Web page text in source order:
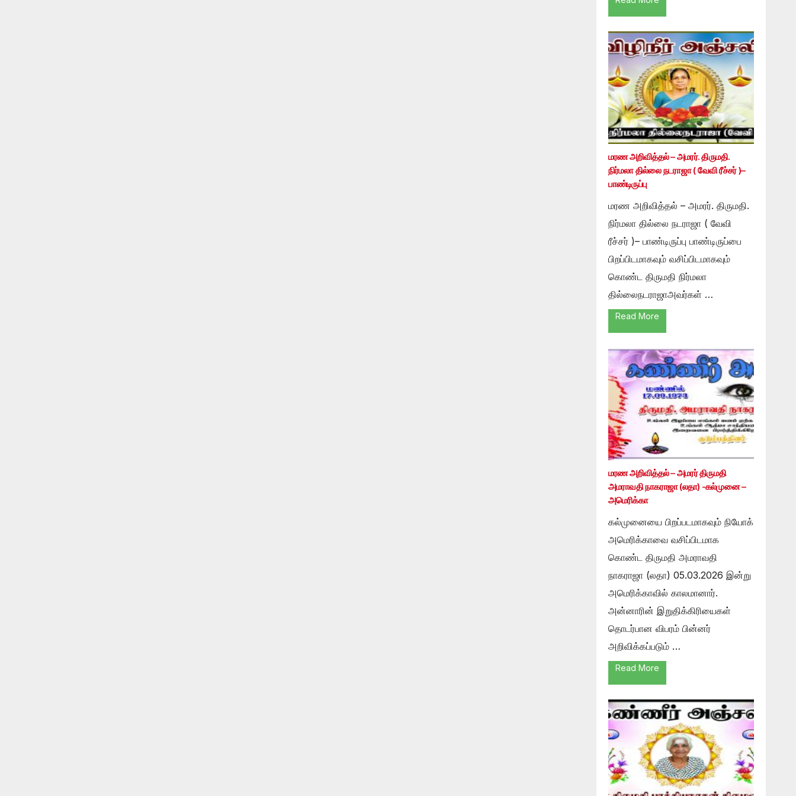
மரண அறிவித்தல் – அமரர். திருமதி.
நிர்மலா தில்லை நடராஜா ( வேவி ரீச்சர் )–
பாண்டிருப்பு
மரண அறிவித்தல் – அமரர். திருமதி.
நிர்மலா தில்லை நடராஜா ( வேவி
ரீச்சர் )– பாண்டிருப்பு பாண்டிருப்பை
பிறப்பிடமாகவும் வசிப்பிடமாகவும்
கொண்ட திருமதி நிர்மலா
தில்லைநடராஜாஅவர்கள் …
Read More
மரண அறிவித்தல் – அமரர் திருமதி
அமராவதி நாகராஜா (லதா) -கல்முனை –
அமெரிக்கா
கல்முனையை பிறப்படமாகவும் நியோக்
அமெரிக்காவை வசிப்பிடமாக
கொண்ட திருமதி அமராவதி
நாகராஜா (லதா) 05.03.2026 இன்று
அமெரிக்காவில் காலமானார்.
அன்னாரின் இறுதிக்கிரியைகள்
தொடர்பான விபரம் பின்னர்
அறிவிக்கப்படும் …
Read More